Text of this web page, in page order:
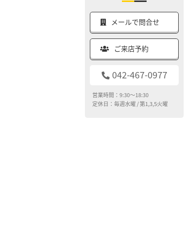
メールで問合せ
ご来店予約
042-467-0977
営業時間：9:30～18:30
定休日：毎週水曜 / 第1,3,5火曜